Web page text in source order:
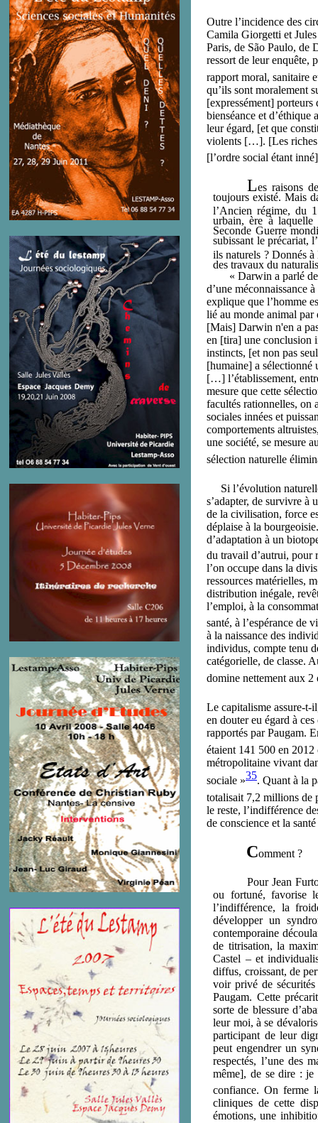
Outre l’incidence des
Camila Giorgetti et
Paris, de São Paulo, de
ressort de leur enquête,
rapport moral, sanitaire
qu’ils sont moralement
[expressément] porteurs
bienséance et
leur égard, [et que
violents […]. [Les riches
[l’ordre social étant
Les raisons
toujours existé. Mais
l’Ancien régime, du
urbain, ère à laquelle
Seconde Guerre
subissant le précariat,
ils naturels ? Donnés
des travaux du
« Darwin a parlé de
d’une méconnaissance
explique que l’homme
lié au monde animal par
[Mais] Darwin n'en a
en [tira] une conclusion
instincts, [et non pas
[humaine] a sélectionné
[…] l’établissement,
mesure que cette
facultés rationnelles, on
sociales innées et
comportements
une société, se mesure
sélection naturelle
Si l’évolution naturelle
s’adapter, de survivre à
de la civilisation, force
déplaise à la
d’adaptation à un
du travail d’autrui, pour
l’on occupe dans la
ressources matérielles,
distribution inégale,
l’emploi, à la
santé, à l’espérance de
à la naissance des
individus, compte tenu
catégorielle, de classe.
domine nettement aux 2
Le capitalisme assure-t-
en douter eu égard à
rapportés par Paugam.
étaient 141 500 en
métropolitaine vivant
sociale »35. Quant à la
totalisait 7,2 millions de
le reste, l’indifférence
de conscience et la
Comment ?
Pour Jean
ou fortuné, favorise
l’indifférence, la
développer un
contemporaine
de titrisation, la
Castel – et
diffus, croissant, de
voir privé de sécurités
Paugam. Cette
sorte de blessure
leur moi, à se
participant de leur
peut engendrer un
respectés, l’une des
même], de se dire :
confiance. On ferme
cliniques de cette
émotions, une